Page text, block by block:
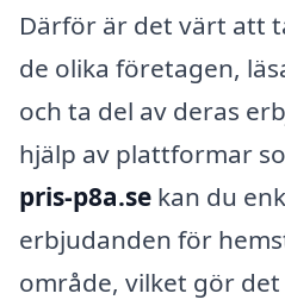
Därför är det värt att
de olika företagen,
och ta del av deras
hjälp av plattformar
pris-p8a.se kan du
erbjudanden för
område, vilket gör